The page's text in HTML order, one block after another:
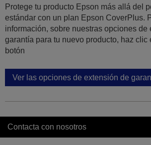
Protege tu producto Epson más allá del
estándar con un plan Epson CoverPlus.
información, sobre nuestras opciones de
garantía para tu nuevo producto, haz clic
botón
Ver las opciones de extensión de
Contacta con nosotros